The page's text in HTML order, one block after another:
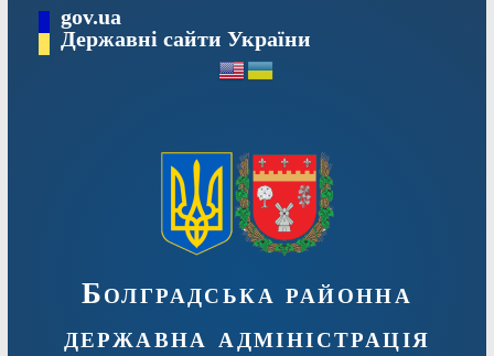
Перейтиgov.ua
Державні сайти України
Болградська районна
державна адміністрація